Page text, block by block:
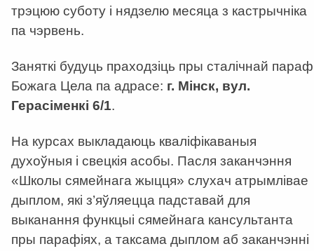
трэцюю суботу і нядзелю месяца з кастрычніка
па чэрвень.
Заняткі будуць праходзіць пры сталічнай
Божага Цела па адрасе: г. Мінск, вул.
Герасіменкі 6/1.
На курсах выкладаюць кваліфікаваныя
духоўныя і свецкія асобы. Пасля заканчэння
«Школы сямейнага жыцця» слухач атрымлівае
дыплом, які з’яўляецца падставай для
выканання функцыі сямейнага кансультанта
пры парафіях, а таксама дыплом аб заканчэнні